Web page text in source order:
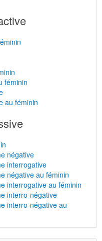
féminin
au féminin
négative
interrogative
négative au féminin
interrogative au féminin
interro-négative
interro-négative au